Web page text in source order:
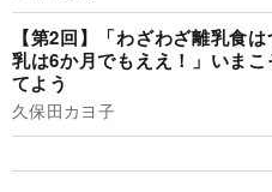
【第2回】「わざわざ離乳食
乳は6か月でもええ！」いま
てよう
久保田カヨ子